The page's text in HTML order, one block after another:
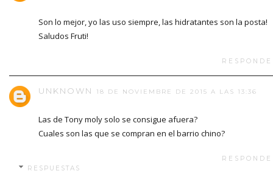
Son lo mejor, yo las uso siempre, las hidratantes son la posta!
Saludos Fruti!
UNKNOWN 18 DE NOVIEMBRE DE 2015 A LAS 13:36
Las de Tony moly solo se consigue afuera?
Cuales son las que se compran en el barrio chino?
RESPUESTAS